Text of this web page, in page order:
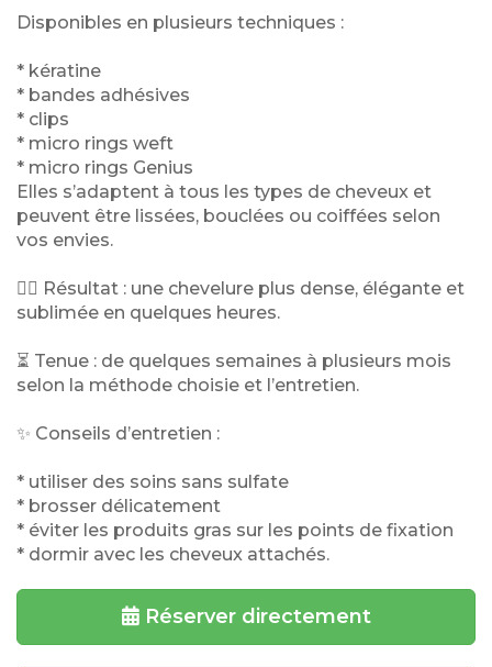
Disponibles en plusieurs techniques :
* kératine
* bandes adhésives
* clips
* micro rings weft
* micro rings Genius
Elles s’adaptent à tous les types de cheveux et
peuvent être lissées, bouclées ou coiffées selon
vos envies.
💁‍♀️ Résultat : une chevelure plus dense, élégante et
sublimée en quelques heures.
⏳ Tenue : de quelques semaines à plusieurs mois
selon la méthode choisie et l’entretien.
✨ Conseils d’entretien :
* utiliser des soins sans sulfate
* brosser délicatement
* éviter les produits gras sur les points de fixation
* dormir avec les cheveux attachés.
Réserver directement